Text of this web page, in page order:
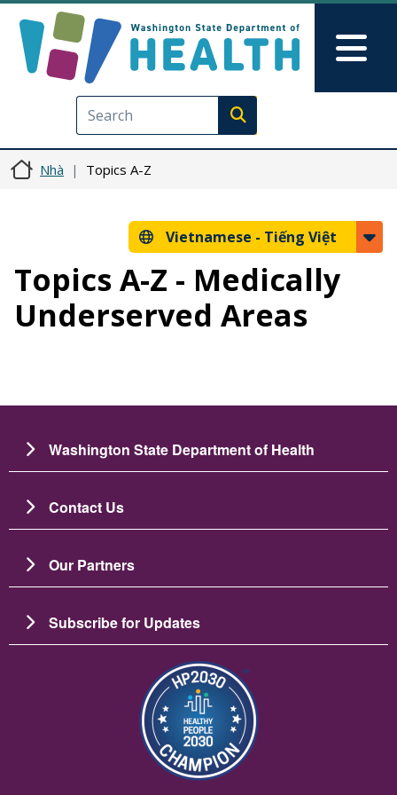
Execute search
Nhà Topics A-Z
Vietnamese - Tiếng Việt
Topics A-Z - Medically
Underserved Areas
Washington State Department of Health
Contact Us
Our Partners
Subscribe for Updates